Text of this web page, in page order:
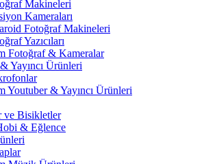
Makineleri
Kameraları
Fotoğraf Makineleri
Yazıcıları
Fotoğraf & Kameralar
Yayıncı Ürünleri
Youtuber & Yayıncı Ürünleri
ve Bisikletler
& Eğlence